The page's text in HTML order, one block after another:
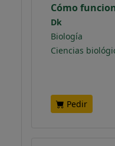
Cómo
Dk
Biología
Ciencias
Pedir